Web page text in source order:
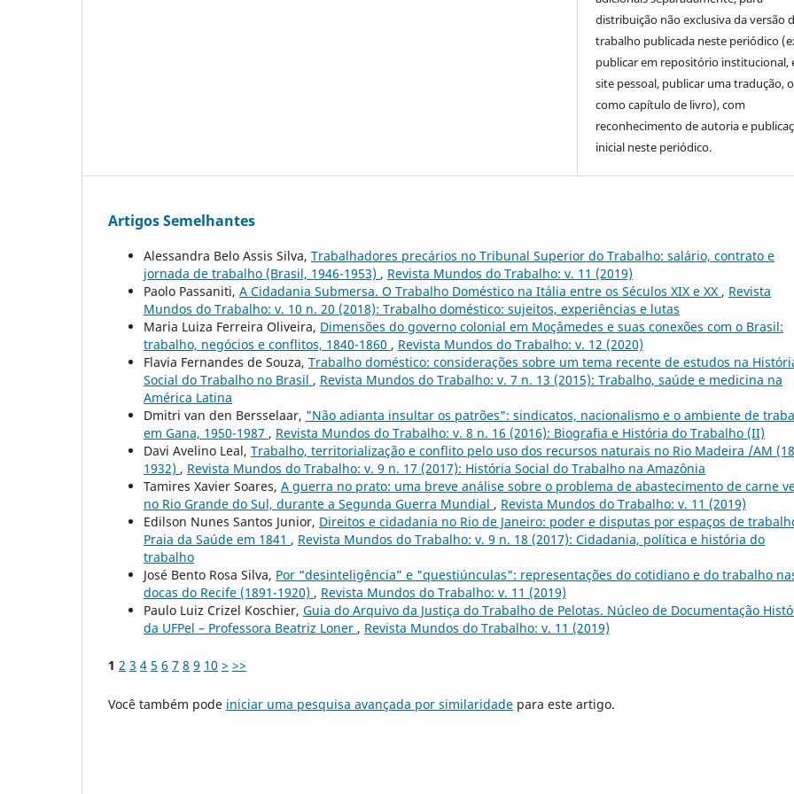
distribuição não exclusiva da versão
trabalho publicada neste periódico
publicar em repositório institucional,
site pessoal, publicar uma tradução,
como capítulo de livro), com
reconhecimento de autoria e
inicial neste periódico.
Artigos Semelhantes
Alessandra Belo Assis Silva, Trabalhadores precários no Tribunal Superior do Trabalho: salário, contrato e
jornada de trabalho (Brasil, 1946-1953) , Revista Mundos do Trabalho: v. 11 (2019)
Paolo Passaniti, A Cidadania Submersa. O Trabalho Doméstico na Itália entre os Séculos XIX e XX , Revista
Mundos do Trabalho: v. 10 n. 20 (2018): Trabalho doméstico: sujeitos, experiências e lutas
Maria Luiza Ferreira Oliveira, Dimensões do governo colonial em Moçâmedes e suas conexões com o Brasil:
trabalho, negócios e conflitos, 1840-1860 , Revista Mundos do Trabalho: v. 12 (2020)
Flavia Fernandes de Souza, Trabalho doméstico: considerações sobre um tema recente de estudos na
Social do Trabalho no Brasil , Revista Mundos do Trabalho: v. 7 n. 13 (2015): Trabalho, saúde e medicina na
América Latina
Dmitri van den Bersselaar, "Não adianta insultar os patrões": sindicatos, nacionalismo e o ambiente de
em Gana, 1950-1987 , Revista Mundos do Trabalho: v. 8 n. 16 (2016): Biografia e História do Trabalho (II)
Davi Avelino Leal, Trabalho, territorialização e conflito pelo uso dos recursos naturais no Rio Madeira /AM
1932) , Revista Mundos do Trabalho: v. 9 n. 17 (2017): História Social do Trabalho na Amazônia
Tamires Xavier Soares, A guerra no prato: uma breve análise sobre o problema de abastecimento de carne
no Rio Grande do Sul, durante a Segunda Guerra Mundial , Revista Mundos do Trabalho: v. 11 (2019)
Edilson Nunes Santos Junior, Direitos e cidadania no Rio de Janeiro: poder e disputas por espaços de
Praia da Saúde em 1841 , Revista Mundos do Trabalho: v. 9 n. 18 (2017): Cidadania, política e história do
trabalho
José Bento Rosa Silva, Por “desinteligência” e "questiúnculas": representações do cotidiano e do trabalho
docas do Recife (1891-1920) , Revista Mundos do Trabalho: v. 11 (2019)
Paulo Luiz Crizel Koschier, Guia do Arquivo da Justiça do Trabalho de Pelotas. Núcleo de Documentação
da UFPel – Professora Beatriz Loner , Revista Mundos do Trabalho: v. 11 (2019)
1 2 3 4 5 6 7 8 9 10 > >>
Você também pode iniciar uma pesquisa avançada por similaridade para este artigo.